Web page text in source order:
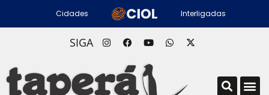
Cidades Interligadas
SIGA